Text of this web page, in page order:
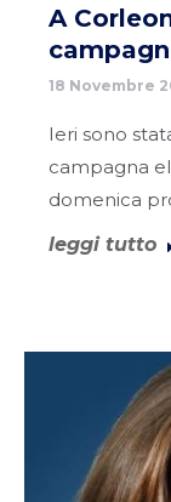
A
18 Novembre
Ieri sono
campagna
domenica
leggi tutto